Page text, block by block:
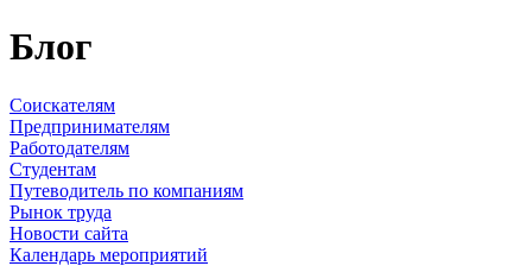
Блог
Соискателям
Предпринимателям
Работодателям
Студентам
Путеводитель по компаниям
Рынок труда
Новости сайта
Календарь мероприятий